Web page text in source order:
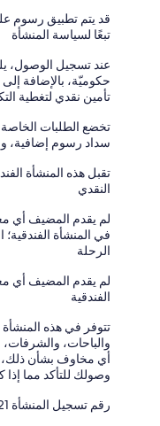
قد يتم تطبيق رسوم
تبعًا لسياسة المنشأة
عند تسجيل الوصول،
حكوميّة، بالإضافة
تأمين نقدي لتغطية
تخضع الطلبات
سداد رسوم إضافية،
تقبل هذه المنشأة
النقدي
لم يقدم المضيف أي
في المنشأة
الرحلة
لم يقدم المضيف أي
الفندقية
تتوفر في هذه
والباحات، والشرفات،
أي مخاوف بشأن ذلك،
وصولك للتأكد مما إذا
رقم تسجيل المنشأة ⁦10004921⁩